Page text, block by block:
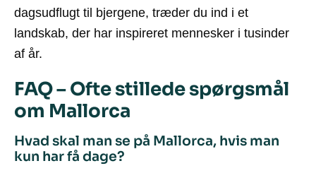
dagsudflugt til bjergene, træder du ind i et
landskab, der har inspireret mennesker i tusinder
af år.
FAQ – Ofte stillede spørgsmål
om Mallorca
Hvad skal man se på Mallorca, hvis man
kun har få dage?